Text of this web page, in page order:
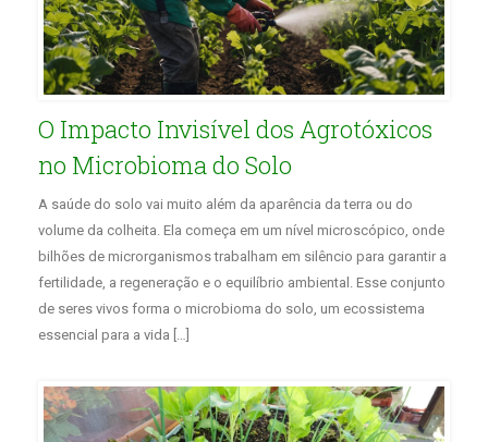
O Impacto Invisível dos Agrotóxicos
no Microbioma do Solo
A saúde do solo vai muito além da aparência da terra ou do
volume da colheita. Ela começa em um nível microscópico, onde
bilhões de microrganismos trabalham em silêncio para garantir a
fertilidade, a regeneração e o equilíbrio ambiental. Esse conjunto
de seres vivos forma o microbioma do solo, um ecossistema
essencial para a vida […]